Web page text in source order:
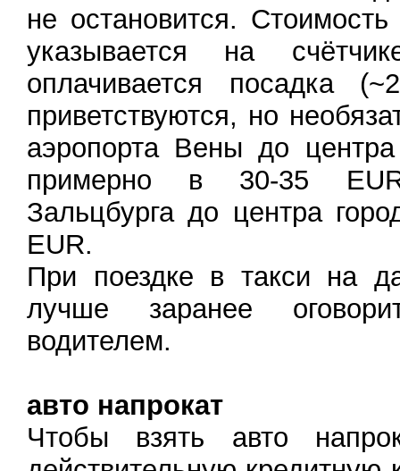
не остановится.
указывается на
оплачивается посадка
приветствуются, но
аэропорта Вены до
примерно в 30-35
Зальцбурга до центра
EUR.
При поездке в такси на
лучше заранее
водителем.
авто напрокат
Чтобы взять авто